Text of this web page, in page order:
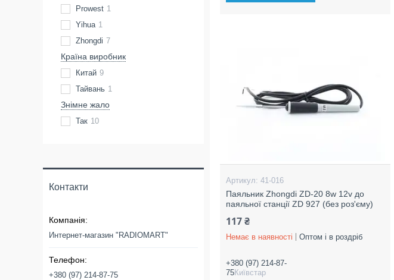
41-016
Паяльник Zhongdi ZD-20 8w 12v до
паяльної станції ZD 927 (без роз'єму)
117 ₴
Немає в наявності Оптом і в роздріб
+380 (97) 214-87-
75Київстар
Prowest 1
Yihua 1
Zhongdi 7
Країна виробник
Китай 9
Тайвань 1
Знімне жало
Так 10
Контакти
Интернет-магазин "RADIOMART"
+380 (97) 214-87-75